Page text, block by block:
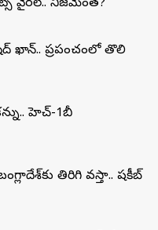
వైరల్.. నిజమెంత?
ఖాన్.. ప్రపంచంలో తొలి
హెచ్‌-1బీ
తిరిగి వస్తా.. షకీబ్